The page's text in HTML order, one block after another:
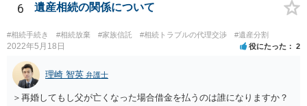
6 遺産相続の関係について
#相続手続き #相続放棄 #家族信託 #相続トラブルの代理交渉 #遺産分割
2022年5月18日 役にたった 2
理崎 智英 弁護士
＞再婚してもし父が亡くなった場合借金を払うのは誰になりますか？